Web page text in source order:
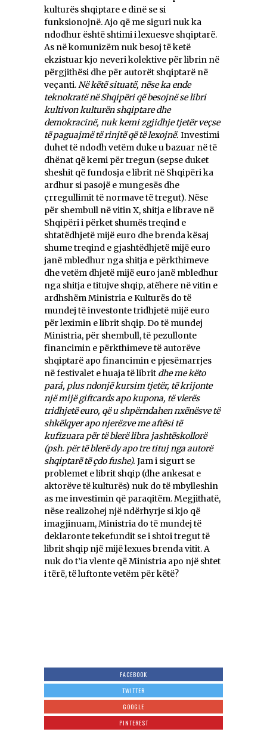
kulturës shqiptare e dinë se si
funksionojnë. Ajo që me siguri nuk ka
ndodhur është shtimi i lexuesve shqiptarë.
As në komunizëm nuk besoj të ketë
ekzistuar kjo neveri kolektive për librin në
përgjithësi dhe për autorët shqiptarë në
veçanti.Në këtë situatë, nëse ka ende
teknokratë në Shqipëri që besojnë se libri
kultivon kulturën shqiptare dhe
demokracinë, nuk kemi zgjidhje tjetër veçse
të paguajmë të rinjtë që të lexojnë. Investimi
duhet të ndodh vetëm duke u bazuar në të
dhënat që kemi për tregun (sepse duket
sheshit që fundosja e librit në Shqipëri ka
ardhur si pasojë e mungesës dhe
çrregullimit të normave të tregut). Nëse
për shembull në vitin X, shitja e librave në
Shqipëri i përket shumës treqind e
shtatëdhjetë mijë euro dhe brenda kësaj
shume treqind e gjashtëdhjetë mijë euro
janë mbledhur nga shitja e përkthimeve
dhe vetëm dhjetë mijë euro janë mbledhur
nga shitja e titujve shqip, atëhere në vitin e
ardhshëm Ministria e Kulturës do të
mundej të investonte tridhjetë mijë euro
për leximin e librit shqip. Do të mundej
Ministria, për shembull, të pezullonte
financimin e përkthimeve të autorëve
shqiptarë apo financimin e pjesëmarrjes
në festivalet e huaja të librit dhe me këto
pará, plus ndonjë kursim tjetër, të krijonte
një mijë giftcards apo kupona, të vlerës
tridhjetë euro, që u shpërndahen nxënësve të
shkëlqyer apo njerëzve me aftësi të
kufizuara për të blerë libra jashtëskollorë
(psh. për të blerë dy apo tre tituj nga autorë
shqiptarë të çdo fushe). Jam i sigurt se
problemet e librit shqip (dhe ankesat e
aktorëve të kulturës) nuk do të mbylleshin
as me investimin që paraqitëm. Megjithatë,
nëse realizohej një ndërhyrje si kjo që
imagjinuam, Ministria do të mundej të
deklaronte tekefundit se i shtoi tregut të
librit shqip një mijë lexues brenda vitit. A
nuk do t’ia vlente që Ministria apo një shtet
i tërë, të luftonte vetëm për këtë?
FACEBOOK
TWITTER
GOOGLE
PINTEREST